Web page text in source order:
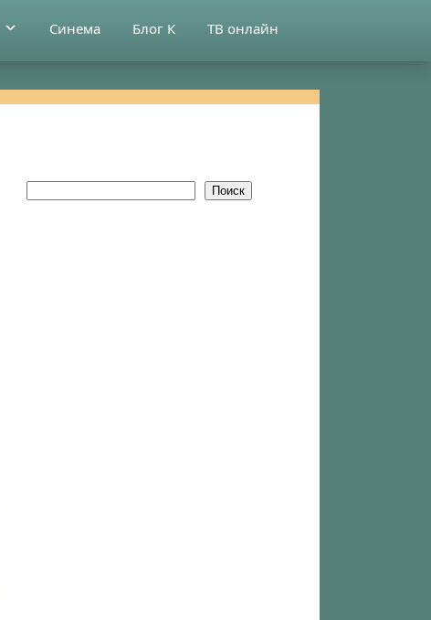
Синема Блог К ТВ онлайн
Поиск